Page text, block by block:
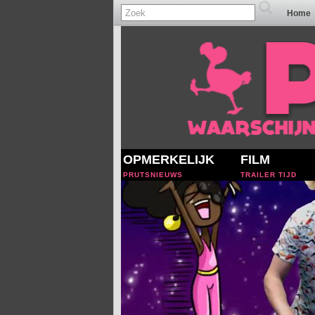
Home
OPMERKELIJK
PRUTSNIEUWS
FILM
TRAILER TIJD